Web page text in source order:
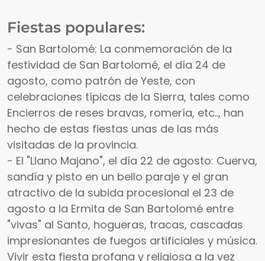
Fiestas populares:
- San Bartolomé: La conmemoración de la
festividad de San Bartolomé, el día 24 de
agosto, como patrón de Yeste, con
celebraciones típicas de la Sierra, tales como
Encierros de reses bravas, romería, etc.., han
hecho de estas fiestas unas de las más
visitadas de la provincia.
- El "Llano Majano", el día 22 de agosto: Cuerva,
sandía y pisto en un bello paraje y el gran
atractivo de la subida procesional el 23 de
agosto a la Ermita de San Bartolomé entre
"vivas" al Santo, hogueras, tracas, cascadas
impresionantes de fuegos artificiales y música.
Vivir esta fiesta profana y religiosa a la vez